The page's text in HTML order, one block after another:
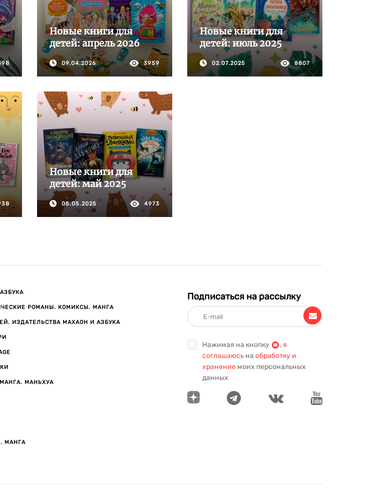
Новые книги для
детей: апрель 2026
09.04.2026 3959
Новые книги для
детей: июль 2025
02.07.2025 8807
Новые книги для
детей: май 2025
05.05.2025 4973
РОМАНЫ. КОМИКСЫ. МАНГА
ИЗДАТЕЛЬСТВА МАХАОН И АЗБУКА
МАНЬХУА
МАНГА
Подписаться на рассылку
Нажимая на кнопку , я
соглашаюсь на обработку и
хранение моих персональных
данных